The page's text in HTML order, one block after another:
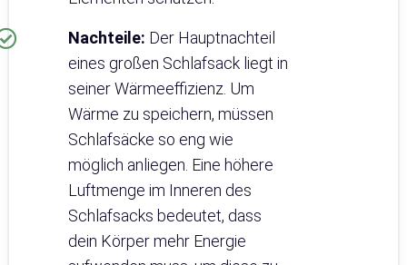
Nachteile: Der Hauptnachteil
eines großen Schlafsack liegt in
seiner Wärmeeffizienz. Um
Wärme zu speichern, müssen
Schlafsäcke so eng wie
möglich anliegen. Eine höhere
Luftmenge im Inneren des
Schlafsacks bedeutet, dass
dein Körper mehr Energie